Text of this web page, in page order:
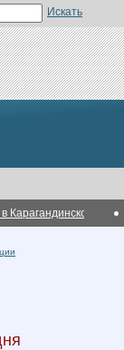
области